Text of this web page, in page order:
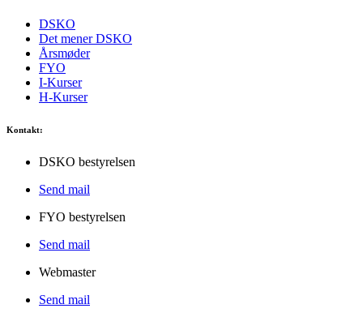
DSKO
Det mener DSKO
Årsmøder
FYO
I-Kurser
H-Kurser
Kontakt:
DSKO bestyrelsen
Send mail
FYO bestyrelsen
Send mail
Webmaster
Send mail